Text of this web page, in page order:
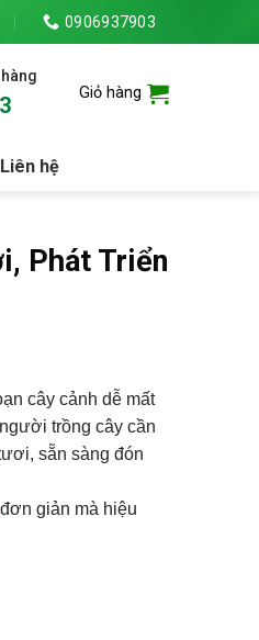
0906937903
Giỏ hàng
Liên hệ
Phát Triển
cây cảnh dễ mất
trồng cây cần
sẵn sàng đón
đơn giản mà hiệu